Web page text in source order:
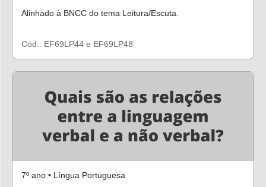
Alinhado à BNCC do tema Leitura/Escuta.
Cód.: EF69LP44 e EF69LP48
7º ano • Língua Portuguesa